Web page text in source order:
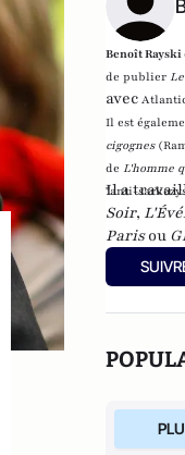
Benoît Rayski
de publier
avec
Il est
cigognes
deL'homme
"anti-
Il a
Soir,
Parisou